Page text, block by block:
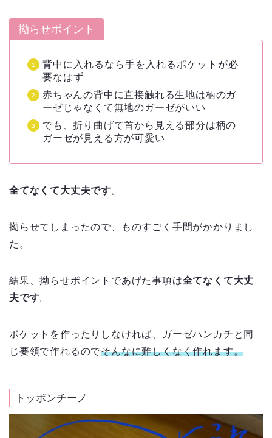
拗らせポイント
背中に入れるなら手を入れるポケットが必
要なはず
赤ちゃんの背中に直接触れる生地は柄のガ
ーゼじゃなくて無地のガーゼがいい
でも、折り曲げて首から見える部分は柄の
ガーゼが見える方が可愛い
全てなくて大丈夫です。
拗らせてしまったので、ものすごく手間がかかりまし
た。
結果、拗らせポイントであげた事項は全てなくて大丈
夫です。
ポケットを作ったりしなければ、ガーゼハンカチと同
じ要領で作れるのでそんなに難しくなく作れます。
トッポンチーノ